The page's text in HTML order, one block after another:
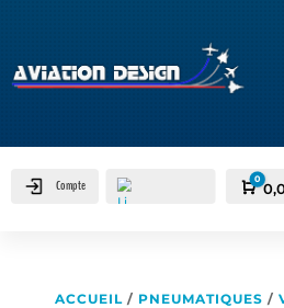
Compte 0
ACCUEIL / PNEUMATIQUES /